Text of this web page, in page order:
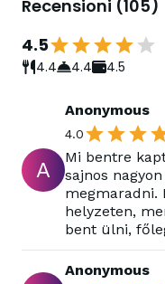
Recensioni (105)
4.5
4.4 4.4 4.5
A
Anonymous
4.0
Mi bentre
sajnos
megmaradni.
helyzeten,
bent ülni,
Anonymous